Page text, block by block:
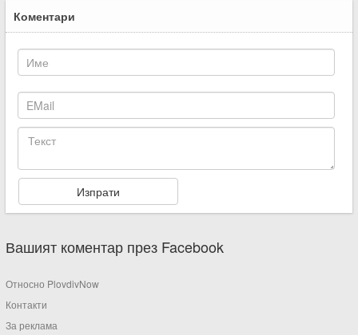
Коментари
Вашият коментар през Facebook
Относно PlovdivNow
Контакти
За реклама